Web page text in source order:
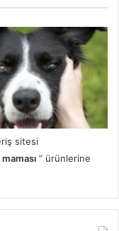
sitesi
” ürünlerine